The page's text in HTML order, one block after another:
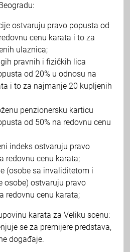
ostvaruju pravo popusta od
cenu karata i to za
ulaznica;
pravnih i fizičkih lica
od 20% u odnosu na
i to za najmanje 20 kupljenih
penzionersku karticu
od 50% na redovnu cenu
indeks ostvaruju pravo
redovnu cenu karata;
(osobe sa invaliditetom i
osobe) ostvaruju pravo
redovnu cenu karata;
karata za Veliku scenu:
se za premijere predstava,
događaje.